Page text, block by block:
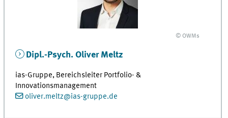
© OWMs
Dipl.-Psych. Oliver Meltz
ias-Gruppe, Bereichsleiter Portfolio- &
Innovationsmanagement
oliver.meltz@ias-gruppe.de